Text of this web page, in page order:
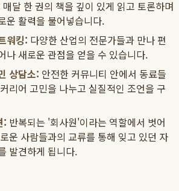
매달 한 권의 책을 깊이 있게 읽고 토론하며
운 활력을 불어넣습니다.
워킹: 다양한 산업의 전문가들과 만나 편
나 새로운 관점을 얻을 수 있습니다.
상담소: 안전한 커뮤니티 안에서 동료들
리어 고민을 나누고 실질적인 조언을 구
: 반복되는 '회사원'이라는 역할에서 벗어
운 사람들과의 교류를 통해 잊고 있던 자
발견하게 됩니다.